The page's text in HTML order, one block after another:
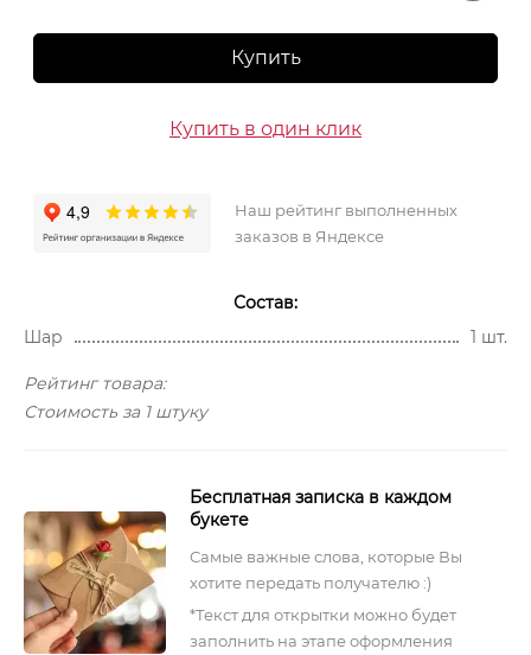
Купить
Купить в один клик
Наш рейтинг выполненных
заказов в Яндексе
Состав:
Шар
1 шт.
Рейтинг товара:
Стоимость за 1 штуку
Бесплатная записка в каждом
букете
Самые важные слова, которые Вы
хотите передать получателю :)
*Текст для открытки можно будет
заполнить на этапе оформления